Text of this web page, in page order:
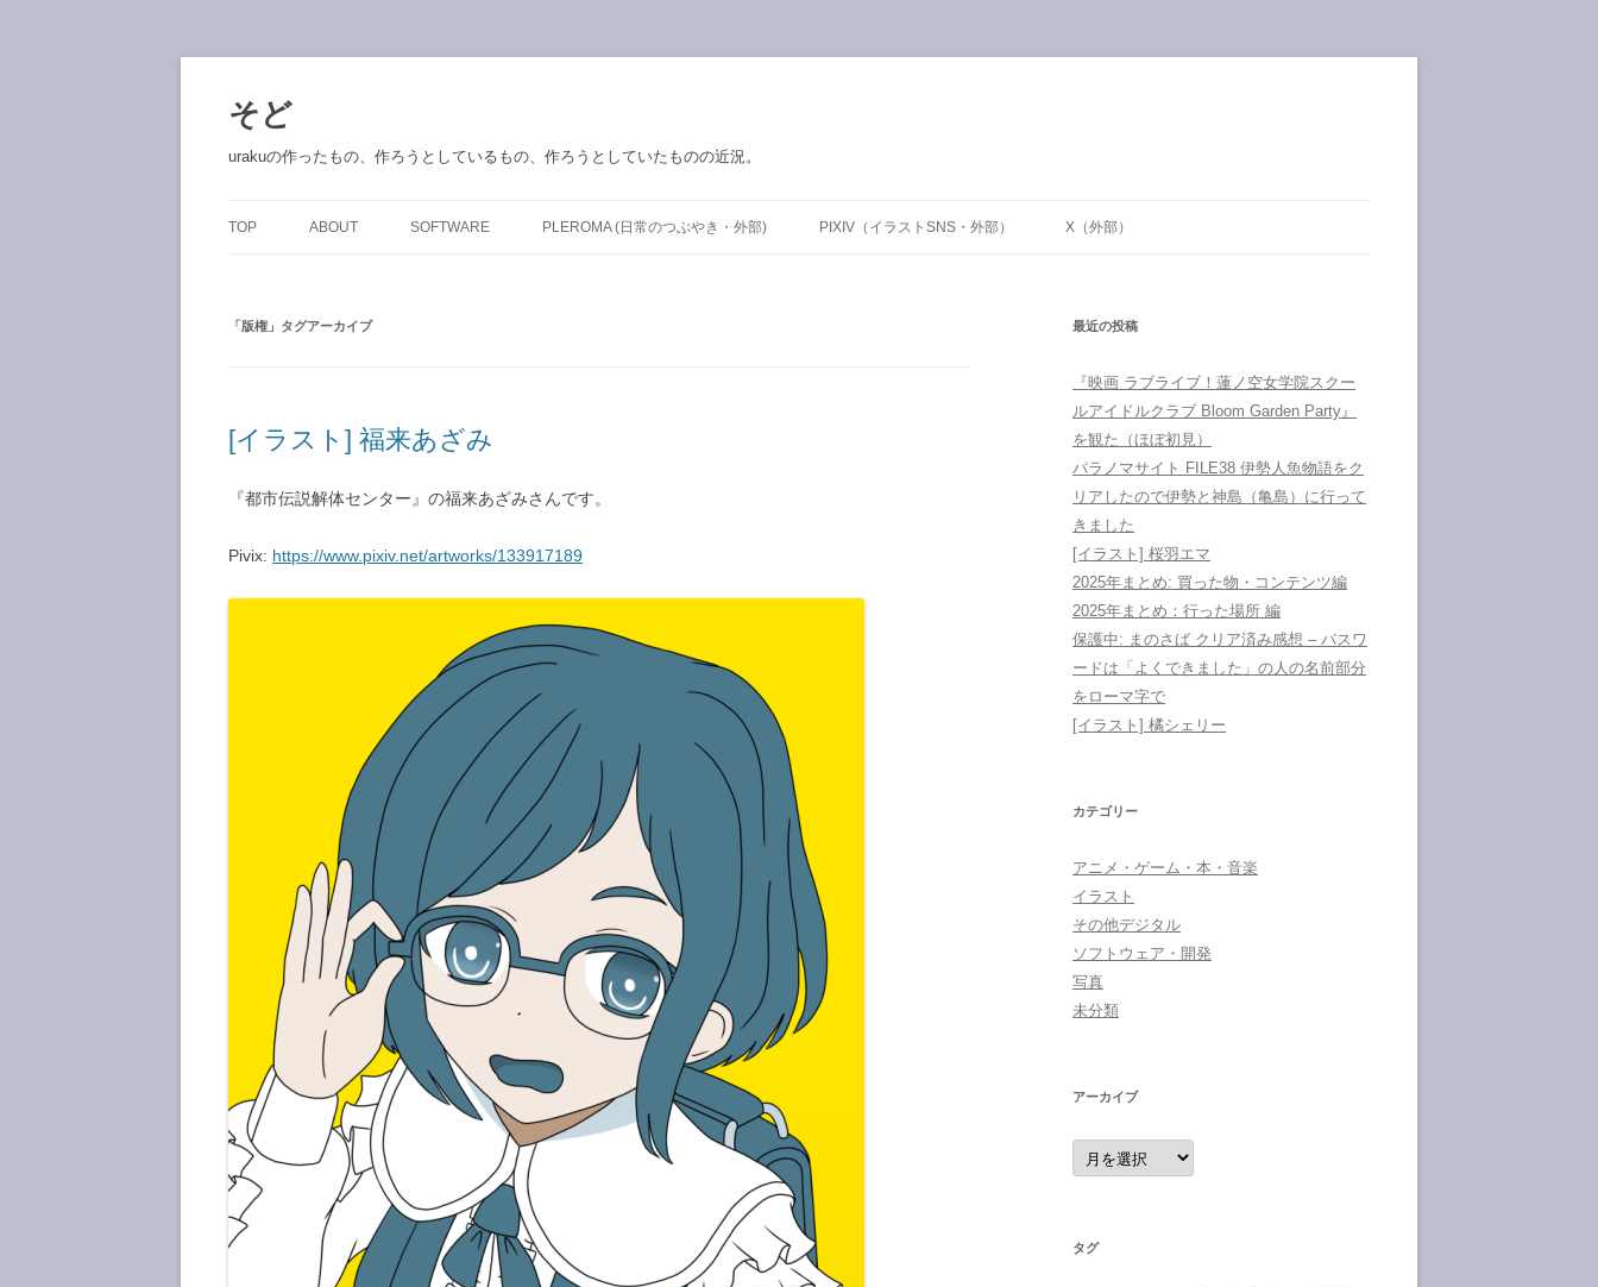
ン
ツ
ス
そど
urakuの作ったもの、作ろうとしているもの、作ろうとしていたものの近況。
TOP ABOUT SOFTWARE PLEROMA (日常のつぶやき・外部) PIXIV（イラストSNS・外部） X（外部）
「版権 」タグアーカイブ
[イラスト] 福来あざみ
『都市伝説解体センター』の福来あざみさんです。
Pivix: https://www.pixiv.net/artworks/133917189
最近の投稿
『映画 ラブライブ！蓮ノ空女学院スクー
ルアイドルクラブ Bloom Garden Party』
を観た（ほぼ初見）
パラノマサイト FILE38 伊勢人魚物語をク
リアしたので伊勢と神島（亀島）に行って
きました
[イラスト] 桜羽エマ
2025年まとめ: 買った物・コンテンツ編
2025年まとめ：行った場所 編
保護中: まのさば クリア済み感想 – パスワ
ードは「よくできました」の人の名前部分
をローマ字で
[イラスト] 橘シェリー
カテゴリー
アニメ・ゲーム・本・音楽
イラスト
その他デジタル
ソフトウェア・開発
写真
未分類
アーカイブ
ア
ー
カ
タグ